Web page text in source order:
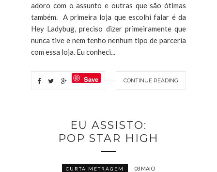
adoro com o assunto e outras que são ótimas
também. A primeira loja que escolhi falar é da
Hey Ladybug, preciso dizer primeiramente que
nunca tive e nem tenho nenhum tipo de parceria
com essa loja. Eu conheci...
CONTINUE READING
Save
EU ASSISTO:
POP STAR HIGH
CURTA METRAGEM 03 MAIO